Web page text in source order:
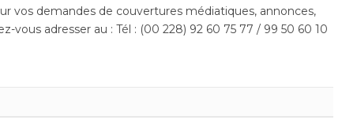
vos demandes de couvertures médiatiques, annonces,
vous adresser au : Tél : (00 228) 92 60 75 77 / 99 50 60 10